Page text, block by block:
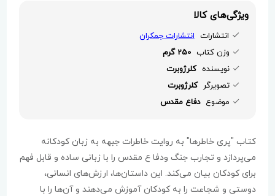
ویژگی‌های کالا
انتشارات انتشارات جمکران
وزن کتاب 250 گرم
نویسنده کلرژوبرت
تصویرگر کلرژوبرت
موضوع دفاع مقدس
کتاب "پری خاطرها" به روایت خاطرات جبهه به زبان کودکانه
می‌پردازد و تجارب جنگ ودفا ع مقدس را با زبانی ساده و قابل فهم
برای کودکان بیان می‌کند. این داستان‌ها، ارزش‌های انسانی،
دوستی و شجاعت را به کودکان آموزش می‌دهند و آن‌ها را با